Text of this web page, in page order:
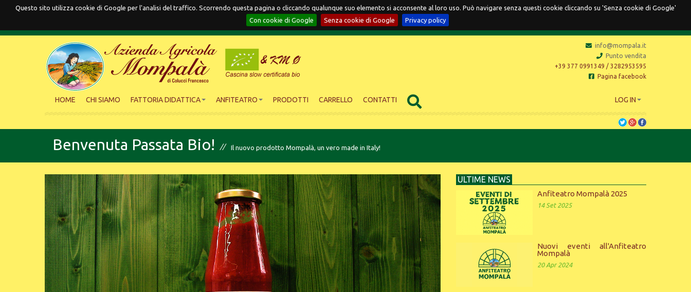
Questo sito utilizza cookie di Google per l'analisi del traffico. Scorrendo questa pagina o cliccando qualunque suo elemento si acconsente al loro uso. Può navigare senza questi cookie cliccando su 'Senza cookie di Google'
Con cookie di Google
Senza cookie di Google Privacy policy
info@mompala.it
Punto vendita
+39 377 0991349 / 3282953595
Pagina facebook
LOG IN
HOME CHI SIAMO FATTORIA DIDATTICA ANFITEATRO PRODOTTI CARRELLO CONTATTI
Benvenuta Passata Bio! Il nuovo prodotto Mompalà, un vero made in Italy!
ULTIME NEWS
Anfiteatro Mompalà 2025
14 Set 2025
Nuovi eventi all'Anfiteatro
Mompalà
20 Apr 2024